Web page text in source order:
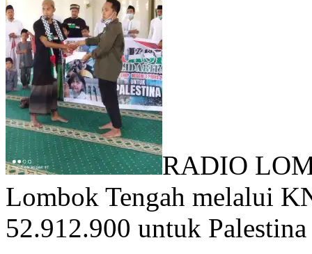
RADIO
Lombok Tengah melalui
52.912.900 untuk Palestina